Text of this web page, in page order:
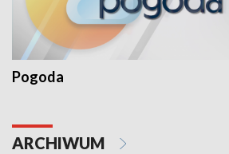
Pogoda
ARCHIWUM